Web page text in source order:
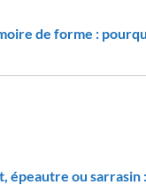
de forme :
épeautre ou sarrasin